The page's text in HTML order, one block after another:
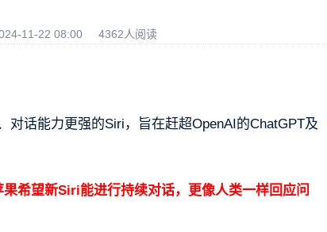
11-22 08:00 4362人阅读
话能力更强的Siri，旨在赶超OpenAI的ChatGPT及
希望新Siri能进行持续对话，更像人类一样回应问